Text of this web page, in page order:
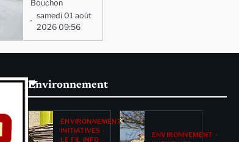
Bouchon
samedi 01 août
2026 09:56
Environnement
ENVIRONNEMENT
INITIATIVES
LE FIL INFO
ENVIRONNEMENT